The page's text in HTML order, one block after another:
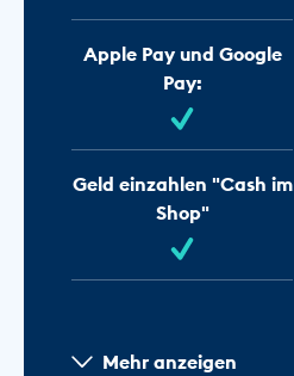
Apple Pay und Google
Pay:
Geld einzahlen "Cash im
Shop"
Mehr anzeigen